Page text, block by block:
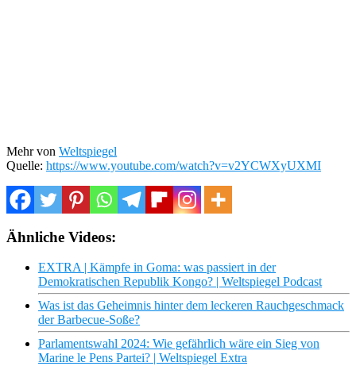
Mehr von Weltspiegel
Quelle: https://www.youtube.com/watch?v=v2YCWXyUXMI
Ähnliche Videos:
EXTRA | Kämpfe in Goma: was passiert in der
Demokratischen Republik Kongo? | Weltspiegel Podcast
Was ist das Geheimnis hinter dem leckeren Rauchgeschmack
der Barbecue-Soße?
Parlamentswahl 2024: Wie gefährlich wäre ein Sieg von
Marine le Pens Partei? | Weltspiegel Extra